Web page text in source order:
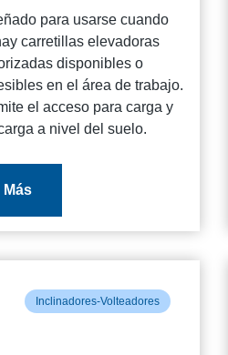
para usarse cuando
carretillas elevadoras
disponibles o
en el área de trabajo.
el acceso para carga y
a nivel del suelo.
Más
Inclinadores-Volteadores